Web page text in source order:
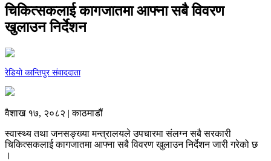
चिकित्सकलाई कागजातमा आफ्ना सबै विवरण
खुलाउन निर्देशन
रेडियो कान्तिपुर संवाददाता
वैशाख १७, २०८२ | काठमाडौं
स्वास्थ्य तथा जनसङ्ख्या मन्त्रालयले उपचारमा संलग्न सबै सरकारी
चिकित्सकलाई कागजातमा आफ्ना सबै विवरण खुलाउन निर्देशन जारी गरेको छ
।